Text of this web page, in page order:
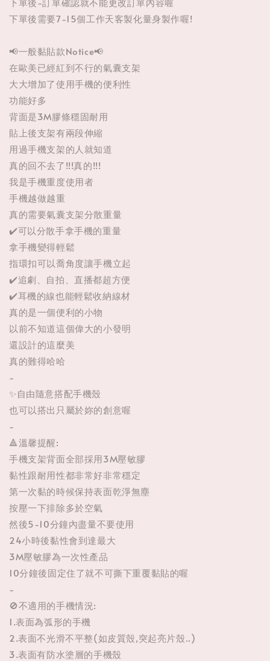
下單後需要7-15個工作天客製化量身製作喔!
📢一般黏貼款Notice📢
在歐美已經紅到不行的氣囊支架
大大增加了使用手機的便利性
功能好多
背面是3M膠條穩固耐用
貼上後支架有兩段伸縮
用過手機支架的人就知道
真的回不去了!!!真的!!!
我是手機重度使用者
手機越做越重
真的需要氣囊支架分散重量
✔️可以分散手拿手機的重量
拿手機變得輕鬆
指環扣可以喬角度讓手機立起
✔️追劇、自拍、直播都超方便
✔️耳機的線也能輕鬆收納線材
真的是一個便利的小物
以前不知道這個偉大的小發明
還設計的這麼美
真的難得哈哈
-
✨自由隨意搭配手機殼
也可以搭出只屬於妳的創意喔
-
🔺溫馨提醒:
手機支架背面全部採用3M壓敏膠
黏性跟耐用性都非常好非常穩定
第一次黏的時候保持表面乾淨無塵
按壓一下排除多於空氣
然後5-10分鐘內盡量不要使用
24小時後黏性會到達最大
3M壓敏膠為一次性產品
10分鐘後固定住了就不可撕下重覆黏貼的喔
-
🚫不適用的手機情況:
1.表面為弧形的手機
2.表面不光滑不平整(如皮質殼,突起亮片殼..)
3.表面有防水塗層的手機殼